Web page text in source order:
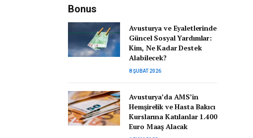
Bonus
Avusturya ve Eyaletlerinde
Güncel Sosyal Yardımlar:
Kim, Ne Kadar Destek
Alabilecek?
8 ŞUBAT 2026
Avusturya’da AMS’in
Hemşirelik ve Hasta Bakıcı
Kurslarına Katılanlar 1.400
Euro Maaş Alacak